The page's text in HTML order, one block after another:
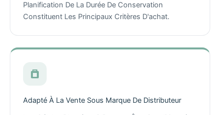
Planification De La Durée De Conservation
Constituent Les Principaux Critères D'achat.
Adapté À La Vente Sous Marque De Distributeur